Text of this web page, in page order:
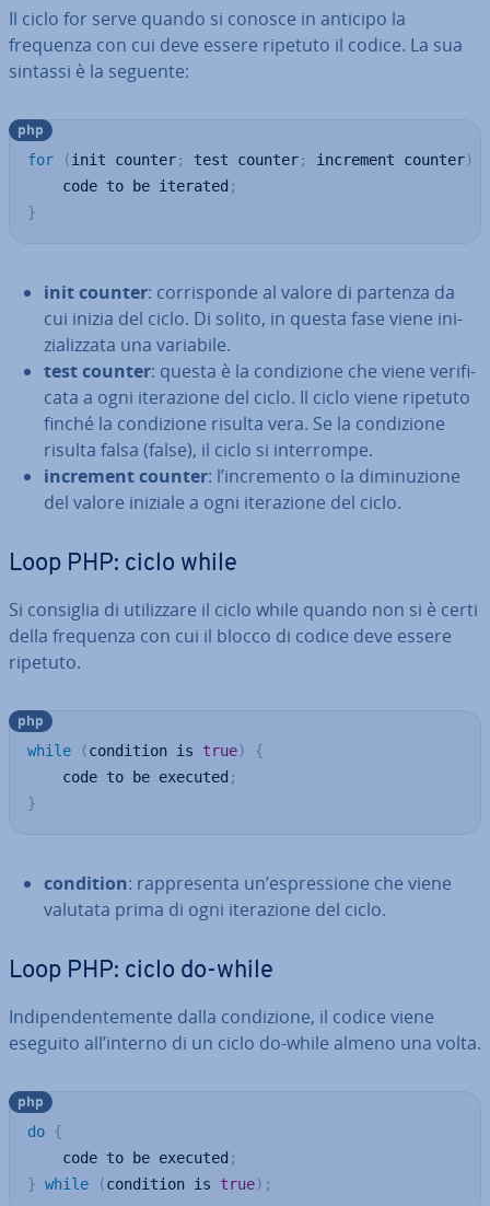
Il ciclo for serve quando si conosce in anticipo la
frequenza con cui deve essere ripetuto il codice. La sua
sintassi è la seguente:
for (init counter; test counter; increment counter)
    code to be iterated
;
}
php
init counter: cor­ri­spon­de al valore di partenza da
cui inizia del ciclo. Di solito, in questa fase viene ini­
zia­liz­za­ta una variabile.
test counter: questa è la con­di­zio­ne che viene ve­ri­fi­
ca­ta a ogni ite­ra­zio­ne del ciclo. Il ciclo viene ripetuto
finché la con­di­zio­ne risulta vera. Se la con­di­zio­ne
risulta falsa (false), il ciclo si in­ter­rom­pe.
increment counter: l’in­cre­men­to o la di­mi­nu­zio­ne
del valore iniziale a ogni ite­ra­zio­ne del ciclo.
Loop PHP: ciclo while
Si consiglia di uti­liz­za­re il ciclo while quando non si è certi
della frequenza con cui il blocco di codice deve essere
ripetuto.
while (condition is true)
{
    code to be executed
;
}
php
condition: rap­pre­sen­ta un’espres­sio­ne che viene
valutata prima di ogni ite­ra­zio­ne del ciclo.
Loop PHP: ciclo do-while
In­di­pen­den­te­men­te dalla con­di­zio­ne, il codice viene
eseguito all’interno di un ciclo do-while almeno una volta.
do {
    code to be executed
;
} while (condition is true) ;
php